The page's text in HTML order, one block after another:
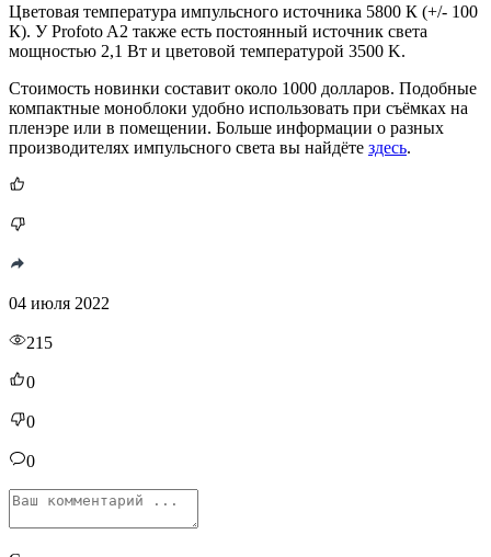
Цветовая температура импульсного источника 5800 К (+/- 100
К). У Profoto A2 также есть постоянный источник света
мощностью 2,1 Вт и цветовой температурой 3500 K.
Стоимость новинки составит около 1000 долларов. Подобные
компактные моноблоки удобно использовать при съёмках на
пленэре или в помещении. Больше информации о разных
производителях импульсного света вы найдёте здесь.
04 июля 2022
215
0
0
0